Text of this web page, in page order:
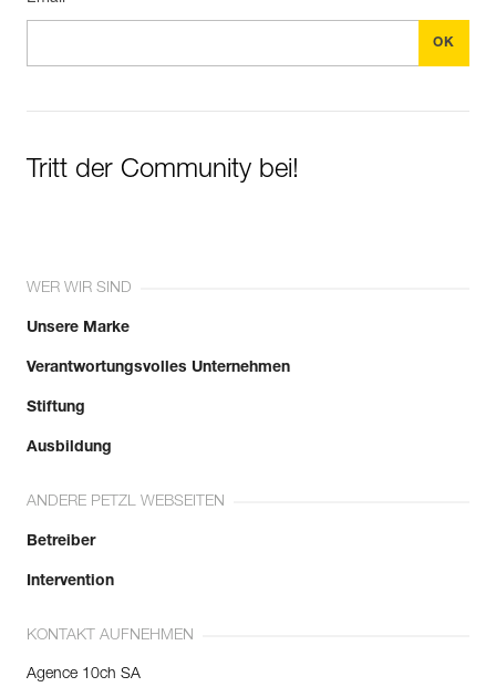
Tritt der Community bei!
WER WIR SIND
Unsere Marke
Verantwortungsvolles Unternehmen
Stiftung
Ausbildung
ANDERE PETZL WEBSEITEN
Betreiber
Intervention
KONTAKT AUFNEHMEN
Agence 10ch SA